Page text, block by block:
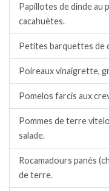
Papillotes de dinde au
cacahuètes.
Petites barquettes de
Poireaux vinaigrette,
Pomelos farcis aux
Pommes de terre
salade.
Rocamadours panés
de terre.